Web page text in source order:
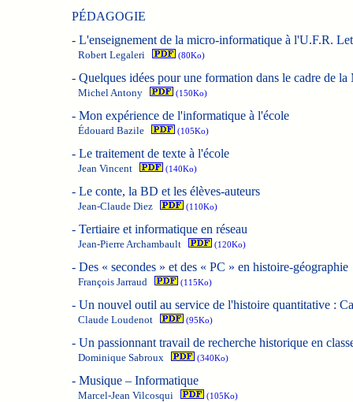
PÉDAGOGIE
- L'enseignement de la micro-informatique à l'U.F.R.
Robert Legaleri (80Ko)
- Quelques idées pour une formation dans le cadre de
Michel Antony (150Ko)
- Mon expérience de l'informatique à l'école
Édouard Bazile (105Ko)
- Le traitement de texte à l'école
Jean Vincent (140Ko)
- Le conte, la BD et les élèves-auteurs
Jean-Claude Diez (110Ko)
- Tertiaire et informatique en réseau
Jean-Pierre Archambault (120Ko)
- Des « secondes » et des « PC » en histoire-géographie
François Jarraud (115Ko)
- Un nouvel outil au service de l'histoire quantitative :
Claude Loudenot (95Ko)
- Un passionnant travail de recherche historique en
Dominique Sabroux (340Ko)
- Musique – Informatique
Marcel-Jean Vilcosqui (105Ko)